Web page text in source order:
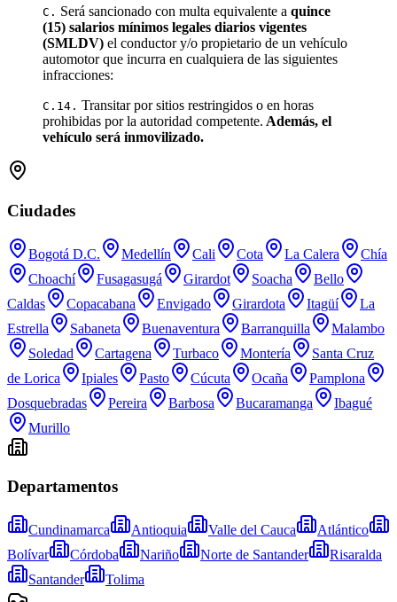
C. Será sancionado con multa equivalente a quince
(15) salarios mínimos legales diarios vigentes
(SMLDV) el conductor y/o propietario de un vehículo
automotor que incurra en cualquiera de las siguientes
infracciones:
C.14. Transitar por sitios restringidos o en horas
prohibidas por la autoridad competente. Además, el
vehículo será inmovilizado.
Ciudades
Bogotá D.C. Medellín Cali Cota La Calera
Chía
Choachí
Fusagasugá Girardot Soacha
Bello
Caldas
Copacabana Envigado Girardota Itagüí
La
Estrella
Sabaneta Buenaventura Barranquilla
Malambo
Soledad
Cartagena Turbaco Montería
Santa Cruz
de Lorica
Ipiales Pasto Cúcuta Ocaña
Pamplona
Dosquebradas
Pereira Barbosa Bucaramanga
Ibagué
Murillo
Departamentos
Cundinamarca Antioquia Valle del Cauca
Atlántico
Bolívar
Córdoba Nariño Norte de Santander
Risaralda
Santander
Tolima